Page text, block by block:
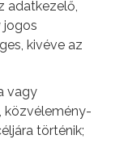
adatkezelő,
jogos
kivéve az
vagy
közvélemény-
történik;